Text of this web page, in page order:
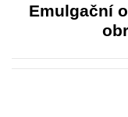
Emulgační